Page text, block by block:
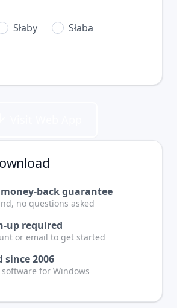
Słaby Słaba
money-back guarantee
no questions asked
up required
or email to get started
since 2006
software for Windows